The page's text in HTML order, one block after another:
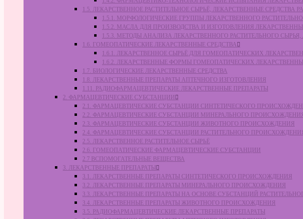
1.5. ЛЕКАРСТВЕННОЕ РАСТИТЕЛЬНОЕ СЫРЬЁ, ЛЕКАРСТВЕННЫЕ
1.5.1. МОРФОЛОГИЧЕСКИЕ ГРУППЫ ЛЕКАРСТВЕННОГО
1.5.2. МАСЛА ДЛЯ ПРОИЗВОДСТВА И ИЗГОТОВЛЕНИЯ
1.5.3. МЕТОДЫ АНАЛИЗА ЛЕКАРСТВЕННОГО РАСТИТЕЛЬНОГО
1.6. ГОМЕОПАТИЧЕСКИЕ ЛЕКАРСТВЕННЫЕ СРЕДСТВА
1.6.1. ЛЕКАРСТВЕННОЕ СЫРЬЁ ДЛЯ ГОМЕОПАТИЧЕСКИХ
1.6.2. ЛЕКАРСТВЕННЫЕ ФОРМЫ ГОМЕОПАТИЧЕСКИХ
1.7. БИОЛОГИЧЕСКИЕ ЛЕКАРСТВЕННЫЕ СРЕДСТВА
1.8. ЛЕКАРСТВЕННЫЕ ПРЕПАРАТЫ АПТЕЧНОГО ИЗГОТОВЛЕНИЯ
1.11. РАДИОФАРМАЦЕВТИЧЕСКИЕ ЛЕКАРСТВЕННЫЕ ПРЕПАРАТЫ
2. ФАРМАЦЕВТИЧЕСКИЕ СУБСТАНЦИИ
2.1. ФАРМАЦЕВТИЧЕСКИЕ СУБСТАНЦИИ СИНТЕТИЧЕСКОГО
2.2. ФАРМАЦЕВТИЧЕСКИЕ СУБСТАНЦИИ МИНЕРАЛЬНОГО ПРОИСХОЖДЕНИЯ
2.3. ФАРМАЦЕВТИЧЕСКИЕ СУБСТАНЦИИ ЖИВОТНОГО ПРОИСХОЖДЕНИЯ
2.4. ФАРМАЦЕВТИЧЕСКИЕ СУБСТАНЦИИ РАСТИТЕЛЬНОГО
2.5. ЛЕКАРСТВЕННОЕ РАСТИТЕЛЬНОЕ СЫРЬЁ
2.6. ГОМЕОПАТИЧЕСКИЕ ФАРМАЦЕВТИЧЕСКИЕ СУБСТАНЦИИ
2.7 ВСПОМОГАТЕЛЬНЫЕ ВЕЩЕСТВА
3. ЛЕКАРСТВЕННЫЕ ПРЕПАРАТЫ
3.1. ЛЕКАРСТВЕННЫЕ ПРЕПАРАТЫ СИНТЕТИЧЕСКОГО ПРОИСХОЖДЕНИЯ
3.2. ЛЕКАРСТВЕННЫЕ ПРЕПАРАТЫ МИНЕРАЛЬНОГО ПРОИСХОЖДЕНИЯ
3.3. ЛЕКАРСТВЕННЫЕ ПРЕПАРАТЫ НА ОСНОВЕ СУБСТАНЦИЙ
3.4. ЛЕКАРСТВЕННЫЕ ПРЕПАРАТЫ ЖИВОТНОГО ПРОИСХОЖДЕНИЯ
3.5. РАДИОФАРМАЦЕВТИЧЕСКИЕ ЛЕКАРСТВЕННЫЕ ПРЕПАРАТЫ